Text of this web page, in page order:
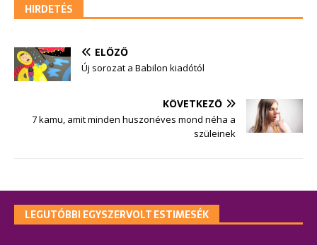
HIRDETÉS
ELŐZŐ
Új sorozat a Babilon kiadótól
KÖVETKEZŐ
7 kamu, amit minden huszonéves mond néha a
szüleinek
LEGUTÓBBI EGYSZERVOLT ESTIMESÉK